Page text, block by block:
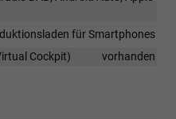
für Smartphones
Cockpit)
vorhanden